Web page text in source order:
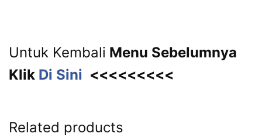
Untuk Kembali Menu Sebelumnya
Klik Di Sini <<<<<<<<<
Related products